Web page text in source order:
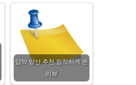
암막 양산 추천 정직하게 쓴
리뷰